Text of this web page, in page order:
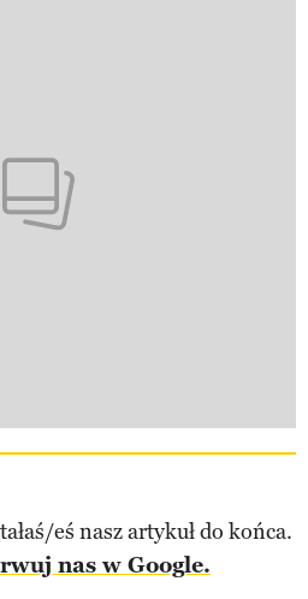
eś nasz artykuł do końca.
nas w Google.